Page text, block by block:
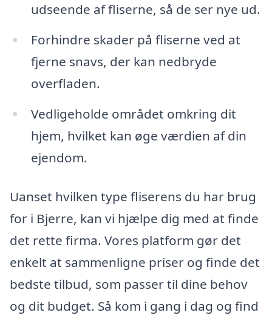
udseende af fliserne, så de ser nye ud.
Forhindre skader på fliserne ved at
fjerne snavs, der kan nedbryde
overfladen.
Vedligeholde området omkring dit
hjem, hvilket kan øge værdien af din
ejendom.
Uanset hvilken type fliserens du har brug
for i Bjerre, kan vi hjælpe dig med at finde
det rette firma. Vores platform gør det
enkelt at sammenligne priser og finde det
bedste tilbud, som passer til dine behov
og dit budget. Så kom i gang i dag og find